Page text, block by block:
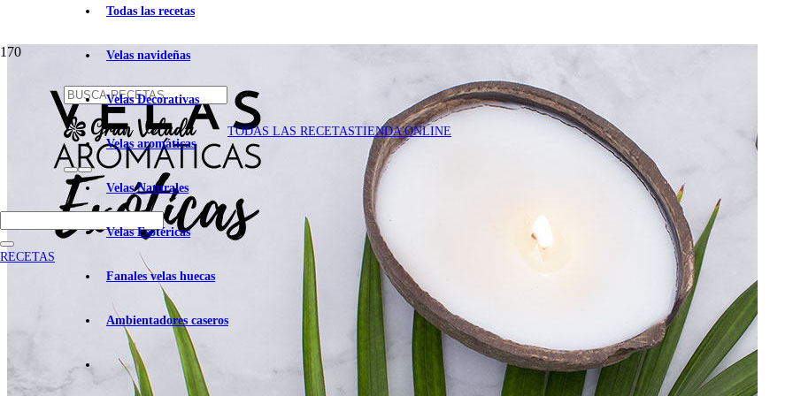
TODAS LAS RECETASTIENDA ONLINE
Todas las recetas
Velas navideñas
Velas Decorativas
Velas aromáticas
Velas Naturales
Velas Esotéricas
Fanales velas huecas
Ambientadores caseros
RECETAS